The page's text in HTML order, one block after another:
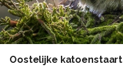
Oostelijke katoenstaart